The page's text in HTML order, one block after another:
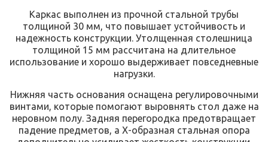
Каркас выполнен из прочной стальной трубы
толщиной 30 мм, что повышает устойчивость и
надежность конструкции. Утолщенная столешница
толщиной 15 мм рассчитана на длительное
использование и хорошо выдерживает повседневные
нагрузки.
Нижняя часть основания оснащена регулировочными
винтами, которые помогают выровнять стол даже на
неровном полу. Задняя перегородка предотвращает
падение предметов, а Х-образная стальная опора